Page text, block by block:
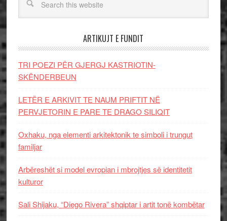
ARTIKUJT E FUNDIT
TRI POEZI PËR GJERGJ KASTRIOTIN-
SKËNDERBEUN
LETËR E ARKIVIT TE NAUM PRIFTIT NË
PERVJETORIN E PARE TE DRAGO SILIQIT
Oxhaku, nga elementi arkitektonik te simboli i trungut
familjar
Arbëreshët si model evropian i mbrojtjes së identitetit
kulturor
Sali Shijaku, “Diego Rivera” shqiptar i artit tonë kombëtar